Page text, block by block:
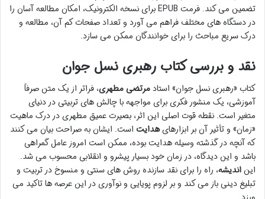
تضمین می کند. فرمت EPUB برای نسخه الکترونیک، امکان مطالعه آسان را
در دستگاه های مختلف فراهم می آورد و تعداد صفحات کم آن، مطالعه و
درک سریع مباحث را برای خوانندگان ممکن می سازد.
نقد و بررسی کتاب رهبری نسل جوان
کتاب «رهبری نسل جوان» استادمرتضی مطهری، فراتر از یک متن صرفاً
آموزشی، یک منشور فکری برای مواجهه با چالش های تربیتی در دنیای
متغیر است. نقطه قوت اصلی این اثر، بصیرت عمیق مطهری در درک ماهیت
«زمان» و تأثیر آن بر ابزارهایهدایت است. ایشان به صراحت بیان می کنند
که آنچه در گذشته وسیله هدایت بوده، ممکن است امروز عامل گمراهی
باشد و این دیدگاه، در زمان خود بسیار پیشرو و انقلابی محسوب می شد.
ایناندیشه، راه را برای نقد سازنده روش های سنتی و منسوخ در تربیت و
تبلیغ دینی باز می کند و بر لزوم پویایی و نوآوری در این عرصه ها تاکید می